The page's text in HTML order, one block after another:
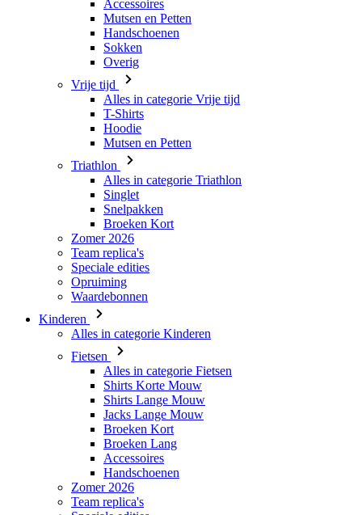
Vrije tijd
Alles in categorie Vrije tijd
T-Shirts
Hoodie
Mutsen en Petten
Triathlon
Alles in categorie Triathlon
Singlet
Snelpakken
Broeken Kort
Zomer 2026
Team replica's
Speciale edities
Opruiming
Waardebonnen
Kinderen
Alles in categorie Kinderen
Fietsen
Alles in categorie Fietsen
Shirts Lange Mouw
Jacks Lange Mouw
Broeken Kort
Broeken Lang
Accessoires
Handschoenen
Zomer 2026
Team replica's
Speciale edities
Opruiming
Waardebonnen
Custom Teamwear
Stories